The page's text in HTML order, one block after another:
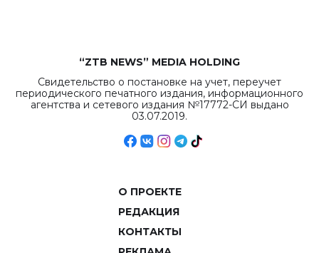
“ZTB NEWS” MEDIA HOLDING
Свидетельство о постановке на учет, переучет
периодического печатного издания, информационного
агентства и сетевого издания №17772-СИ выдано
03.07.2019.
О ПРОЕКТЕ
РЕДАКЦИЯ
КОНТАКТЫ